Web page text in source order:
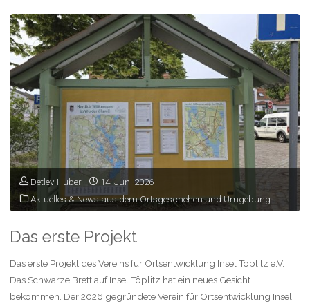
„Töplitzer
Dampfersteg“"
Detlev Huber
14. Juni 2026
Aktuelles & News aus dem Ortsgeschehen und Umgebung
Das erste Projekt
Das erste Projekt des Vereins für Ortsentwicklung Insel Töplitz e.V.
Das Schwarze Brett auf Insel Töplitz hat ein neues Gesicht
bekommen. Der 2026 gegründete Verein für Ortsentwicklung Insel